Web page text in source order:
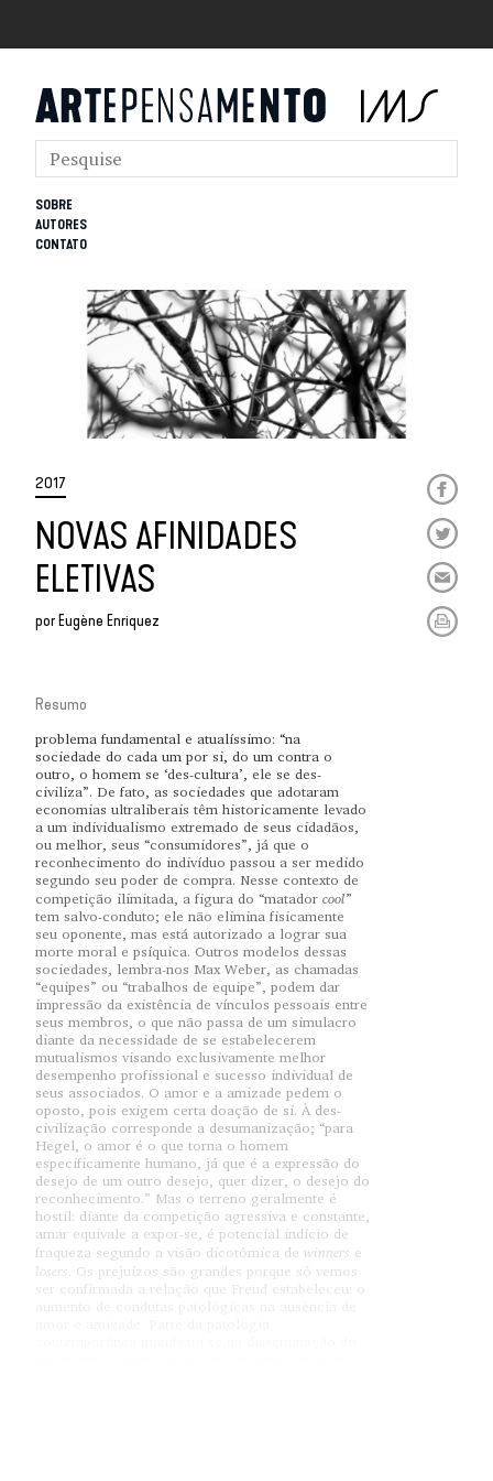
SOBRE
AUTORES
CONTATO
2017
NOVAS AFINIDADES
ELETIVAS
porEugène Enriquez
Resumo
problema fundamental e atualíssimo: “na
sociedade do cada um por si, do um contra o
outro, o homem se ‘des-cultura’, ele se des-
civiliza”. De fato, as sociedades que adotaram
economias ultraliberais têm historicamente levado
a um individualismo extremado de seus cidadãos,
ou melhor, seus “consumidores”, já que o
reconhecimento do indivíduo passou a ser medido
segundo seu poder de compra. Nesse contexto de
competição ilimitada, a figura do “matador cool”
tem salvo-conduto; ele não elimina fisicamente
seu oponente, mas está autorizado a lograr sua
morte moral e psíquica. Outros modelos dessas
sociedades, lembra-nos Max Weber, as chamadas
“equipes” ou “trabalhos de equipe”, podem dar
impressão da existência de vínculos pessoais entre
seus membros, o que não passa de um simulacro
diante da necessidade de se estabelecerem
mutualismos visando exclusivamente melhor
desempenho profissional e sucesso individual de
seus associados. O amor e a amizade pedem o
oposto, pois exigem certa doação de si. À des-
civilização corresponde a desumanização; “para
Hegel, o amor é o que torna o homem
especificamente humano, já que é a expressão do
desejo de um outro desejo, quer dizer, o desejo do
reconhecimento.” Mas o terreno geralmente é
hostil: diante da competição agressiva e constante,
amar equivale a expor-se, é potencial indício de
fraqueza segundo a visão dicotômica de winners e
losers . Os prejuízos são grandes porque só vemos
ser confirmada a relação que Freud estabeleceu: o